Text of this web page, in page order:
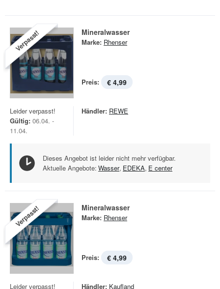
Verpasst! Mineralwasser
Marke: Rhenser
Preis: € 4,99
Leider verpasst!
Gültig: 06.04. -
11.04.
Händler: REWE
Dieses Angebot ist leider nicht mehr verfügbar.
Aktuelle Angebote: Wasser, EDEKA, E center
Verpasst! Mineralwasser
Marke: Rhenser
Preis: € 4,99
Leider verpasst! Händler: Kaufland